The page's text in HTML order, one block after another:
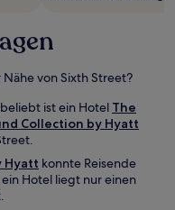
von Sixth Street?
ist ein Hotel The
Collection by Hyatt
Hyatt konnte Reisende
Hotel liegt nur einen